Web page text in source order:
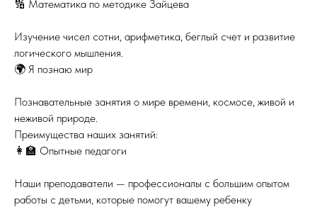
🔢 Математика по методике Зайцева
Изучение чисел сотни, арифметика, беглый счет и развитие
логического мышления.
🌍 Я познаю мир
Познавательные занятия о мире времени, космосе, живой и
неживой природе.
Преимущества наших занятий:
👩‍🏫 Опытные педагоги
Наши преподаватели — профессионалы с большим опытом
работы с детьми, которые помогут вашему ребенку